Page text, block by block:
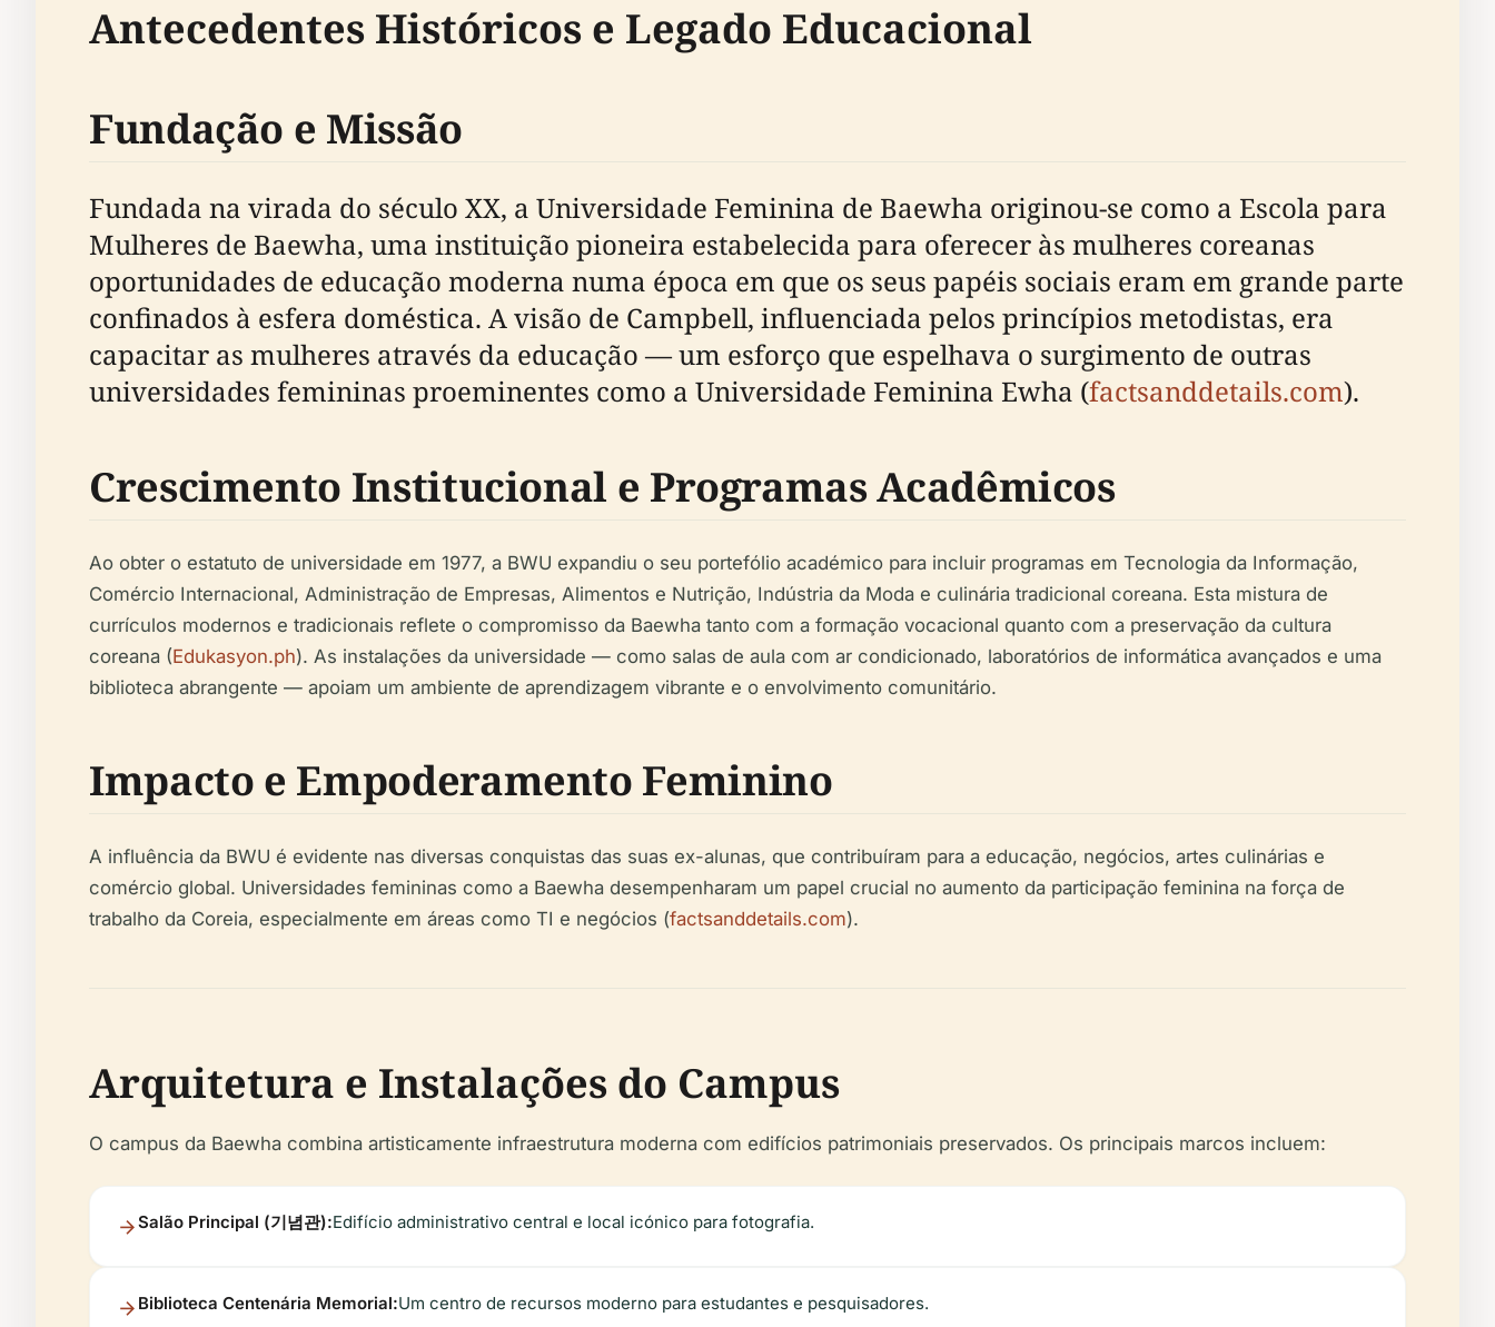
Antecedentes Históricos e Legado Educacional
Fundação e Missão
Fundada na virada do século XX, a Universidade Feminina de Baewha originou-se como a Escola para
Mulheres de Baewha, uma instituição pioneira estabelecida para oferecer às mulheres coreanas
oportunidades de educação moderna numa época em que os seus papéis sociais eram em grande parte
confinados à esfera doméstica. A visão de Campbell, influenciada pelos princípios metodistas, era
capacitar as mulheres através da educação — um esforço que espelhava o surgimento de outras
universidades femininas proeminentes como a Universidade Feminina Ewha (factsanddetails.com).
Crescimento Institucional e Programas Acadêmicos
Ao obter o estatuto de universidade em 1977, a BWU expandiu o seu portefólio académico para incluir programas em Tecnologia da Informação,
Comércio Internacional, Administração de Empresas, Alimentos e Nutrição, Indústria da Moda e culinária tradicional coreana. Esta mistura de
currículos modernos e tradicionais reflete o compromisso da Baewha tanto com a formação vocacional quanto com a preservação da cultura
coreana (Edukasyon.ph). As instalações da universidade — como salas de aula com ar condicionado, laboratórios de informática avançados e uma
biblioteca abrangente — apoiam um ambiente de aprendizagem vibrante e o envolvimento comunitário.
Impacto e Empoderamento Feminino
A influência da BWU é evidente nas diversas conquistas das suas ex-alunas, que contribuíram para a educação, negócios, artes culinárias e
comércio global. Universidades femininas como a Baewha desempenharam um papel crucial no aumento da participação feminina na força de
trabalho da Coreia, especialmente em áreas como TI e negócios (factsanddetails.com).
Arquitetura e Instalações do Campus
O campus da Baewha combina artisticamente infraestrutura moderna com edifícios patrimoniais preservados. Os principais marcos incluem:
Salão Principal (기념관):Edifício administrativo central e local icónico para fotografia.
Biblioteca Centenária Memorial:Um centro de recursos moderno para estudantes e pesquisadores.